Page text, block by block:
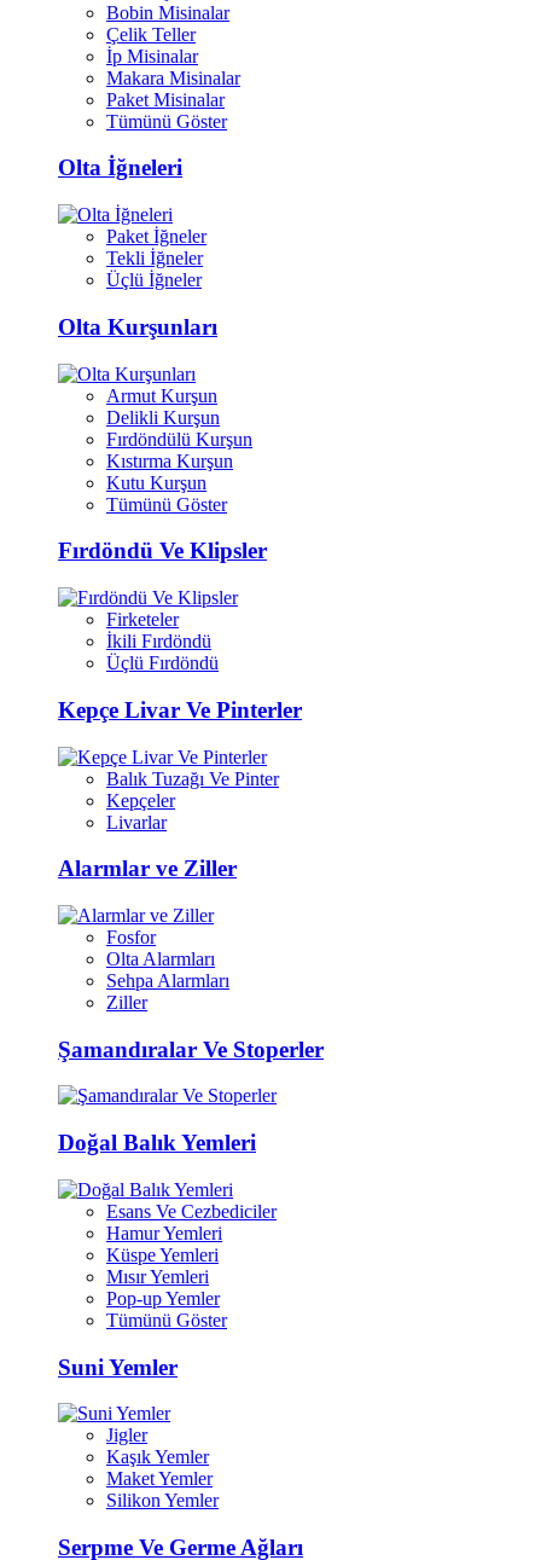
Bobin Misinalar
Çelik Teller
İp Misinalar
Makara Misinalar
Paket Misinalar
Tümünü Göster
Olta İğneleri
Paket İğneler
Tekli İğneler
Üçlü İğneler
Olta Kurşunları
Armut Kurşun
Delikli Kurşun
Fırdöndülü Kurşun
Kıstırma Kurşun
Kutu Kurşun
Tümünü Göster
Fırdöndü Ve Klipsler
Firketeler
İkili Fırdöndü
Üçlü Fırdöndü
Kepçe Livar Ve Pinterler
Balık Tuzağı Ve Pinter
Kepçeler
Livarlar
Alarmlar ve Ziller
Fosfor
Olta Alarmları
Sehpa Alarmları
Ziller
Şamandıralar Ve Stoperler
Doğal Balık Yemleri
Esans Ve Cezbediciler
Hamur Yemleri
Küspe Yemleri
Mısır Yemleri
Pop-up Yemler
Tümünü Göster
Suni Yemler
Jigler
Kaşık Yemler
Maket Yemler
Silikon Yemler
Serpme Ve Germe Ağları